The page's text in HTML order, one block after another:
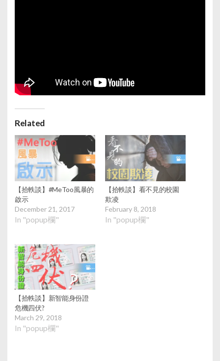
Related
【拾軼談】#MeToo風暴的
啟示
December 21, 2017
In "popup欄"
【拾軼談】看不見的校園
欺凌
February 8, 2018
In "popup欄"
【拾軼談】新智能身份證
危機四伏?
March 29, 2018
In "popup欄"